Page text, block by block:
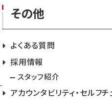
その他
よくある質問
採用情報
スタッフ紹介
アカウンタビリティ・セルフチ